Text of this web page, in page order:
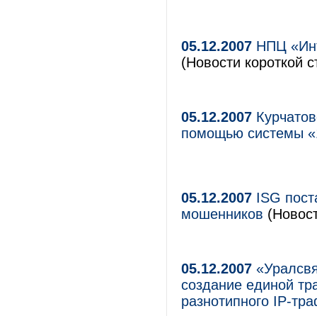
05.12.2007 НПЦ
(Новости короткой
05.12.2007
помощью системы
05.12.2007 ISG
мошенников
05.12.2007
создание единой
разнотипного IP-